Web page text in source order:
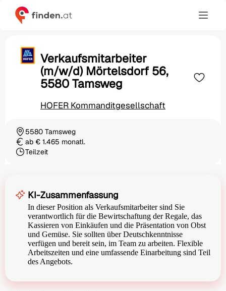
Verkaufsmitarbeiter
(m/w/d) Mörtelsdorf 56,
5580 Tamsweg
HOFER Kommanditgesellschaft
Ortschaft
5580 Tamsweg
Gehaltab € 1.465 monatl.
Beschäftigungsart
Teilzeit
KI-Zusammenfassung
In dieser Position als Verkaufsmitarbeiter sind Sie
verantwortlich für die Bewirtschaftung der Regale, das
Kassieren von Einkäufen und die Präsentation von Obst
und Gemüse. Sie sollten über Deutschkenntnisse
verfügen und bereit sein, im Team zu arbeiten. Flexible
Arbeitszeiten und eine umfassende Einarbeitung sind Teil
des Angebots.